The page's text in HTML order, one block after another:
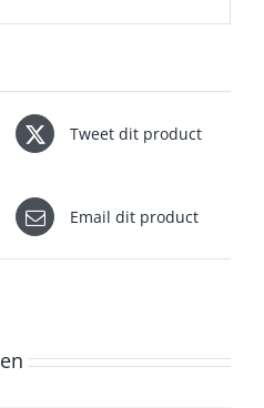
Tweet dit product
Email dit product